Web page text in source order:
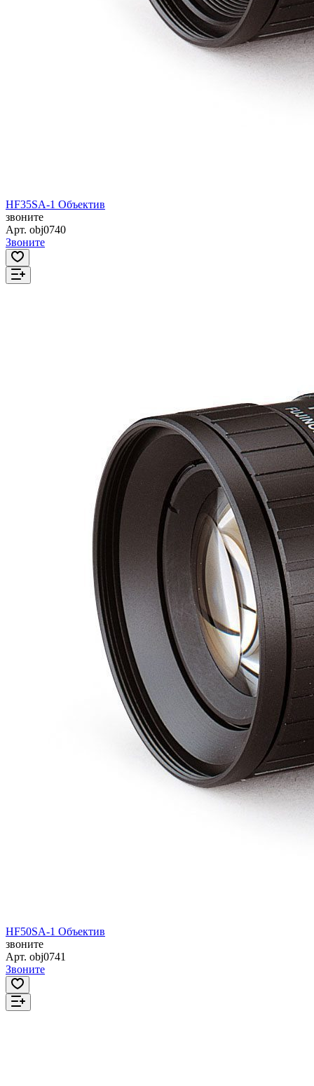
HF35SA-1 Объектив
звоните
Арт. obj0740
Звоните
HF50SA-1 Объектив
звоните
Арт. obj0741
Звоните